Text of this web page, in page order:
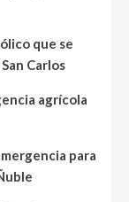
que se
Carlos
agrícola
para